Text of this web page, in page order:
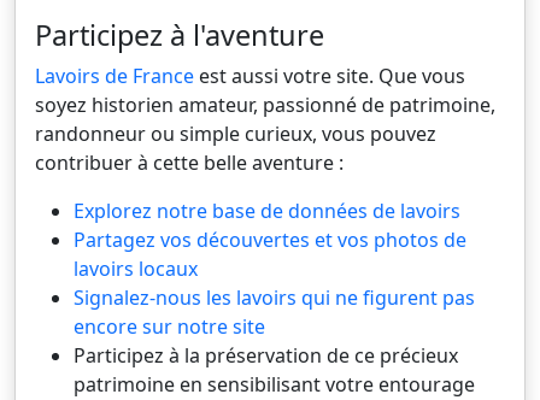
Participez à l'aventure
Lavoirs de France est aussi votre site. Que vous
soyez historien amateur, passionné de patrimoine,
randonneur ou simple curieux, vous pouvez
contribuer à cette belle aventure :
Explorez notre base de données de lavoirs
Partagez vos découvertes et vos photos de
lavoirs locaux
Signalez-nous les lavoirs qui ne figurent pas
encore sur notre site
Participez à la préservation de ce précieux
patrimoine en sensibilisant votre entourage